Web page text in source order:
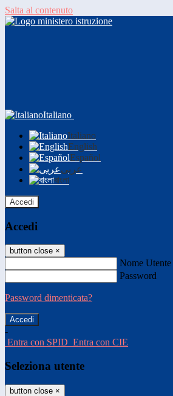
Salta al contenuto
Italiano
Italiano
English
Español
عربى
বাংলা
Accedi
Accedi
button close ×
Nome Utente
Password
Password dimenticata?
-
Entra con SPID Entra con CIE
Seleziona utente
button close ×